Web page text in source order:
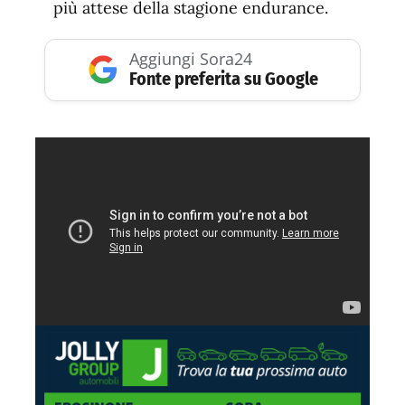
più attese della stagione endurance.
Aggiungi Sora24
Fonte preferita su Google